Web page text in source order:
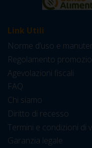
Link Utili
Norme d’uso e
Regolamento
Agevolazioni fiscali
FAQ
Chi siamo
Diritto di recesso
Termini e condizioni di
Garanzia legale